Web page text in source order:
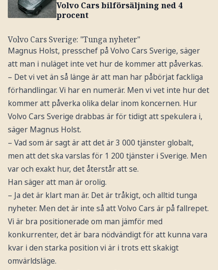
Volvo Cars bilförsäljning ned 4
procent
Volvo Cars Sverige: "Tunga nyheter"
Magnus Holst, presschef på Volvo Cars Sverige, säger
att man i nuläget inte vet hur de kommer att påverkas.
– Det vi vet än så länge är att man har påbörjat fackliga
förhandlingar. Vi har en numerär. Men vi vet inte hur det
kommer att påverka olika delar inom koncernen. Hur
Volvo Cars Sverige drabbas är för tidigt att spekulera i,
säger Magnus Holst.
– Vad som är sagt är att det är 3 000 tjänster globalt,
men att det ska varslas för 1 200 tjänster i Sverige. Men
var och exakt hur, det återstår att se.
Han säger att man är orolig.
– Ja det är klart man är. Det är tråkigt, och alltid tunga
nyheter. Men det är inte så att Volvo Cars är på fallrepet.
Vi är bra positionerade om man jämför med
konkurrenter, det är bara nödvändigt för att kunna vara
kvar i den starka position vi är i trots ett skakigt
omvärldsläge.